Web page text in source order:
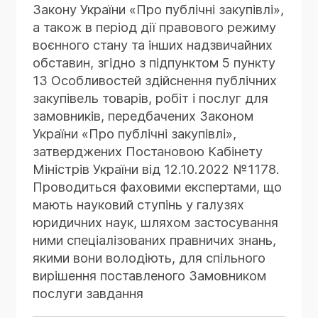
зміни обставин, яку сторони не могли
передбачити при укладанні договору
(контракту)
Визначення початкових
обставин:
які саме обставини існували на
момент укладення договору;
які з них сторони вважали
істотними для досягнення
мети договору.
Фіксація зміни обставин:
у чому конкретно полягає
зміна;
чи має вона об'єктивний, а не
суб'єктивний характер.
Оцінка істотної зміни:
відповідним предметом
досліждення проводиться
в ТОВ «НФЕ» на підставі
замовлення, складеного у
довільній формі або за зразком
Замовлення 5
Алгоритм проведення в ТОВ "НФЕ"
науково-правничої експертизи
обставин, за які жодна зі сторін
договору (контракту) не відповідає
Визначення характеру
обставин:
Організація та проведення
науково-правничої експертизи за
відповідним предметом
досліждення проводиться
в ТОВ «НФЕ» на підставі
замовлення, складеного у
довільній формі або за зразком
Замовлення 3
Алгоритм проведення в ТОВ "НФЕ"
науково-правничої експертизи підстав
для застосування переговорної
процедури закупівлі
Закону України «Про публічні закупівлі»,
а також в період дії правового режиму
воєнного стану та інших надзвичайних
обставин, згідно з підпунктом 5 пункту
13 Особливостей здійснення публічних
закупівель товарів, робіт і послуг для
замовників, передбачених Законом
України «Про публічні закупівлі»,
затверджених Постановою Кабінету
Міністрів України від 12.10.2022 №1178.
Проводиться фаховими експертами, що
мають науковий ступінь у галузях
юридичних наук, шляхом застосування
ними спеціалізованих правничих знань,
якими вони володіють, для спільного
вирішення поставленого Замовником
послуги завдання